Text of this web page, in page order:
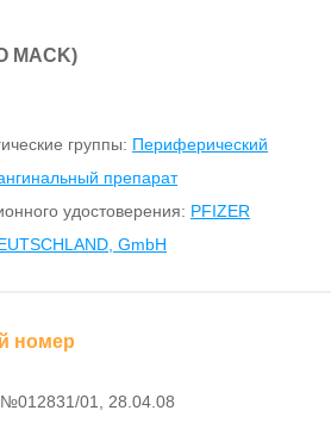
MACK)
группы: Периферический
препарат
удостоверения: PFIZER
GmbH
номер
01, 28.04.08